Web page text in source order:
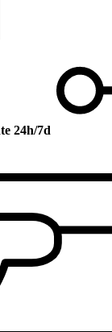
24h/7d